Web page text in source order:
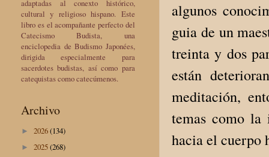
algunos
guia de un
treinta y dos
están
meditación,
temas como
hacia el cuerpo
adaptadas al conexto histórico,
cultural y religioso hispano. Este
libro es el acompañante perfecto del
Catecismo Budista, una
enciclopedia de Budismo Japonées,
dirigida especialmente para
sacerdotes budistas, así como para
catequistas como catecúmenos.
Archivo
► 2026(134)
► 2025(268)